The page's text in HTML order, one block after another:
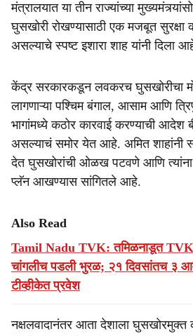
मंत्रालयात या तीन राज्यांच्या
घुसखोरी रोखण्यासाठी एक मजबूत
असल्याचे स्पष्ट इशारा शाह यांनी दिला
केंद्र सरकारकडून लवकरच घुसखोरीचा
लागणाऱ्या पश्चिम बंगाल, आसाम आणि
भागांमध्ये कठोर कारवाई करण्याची आदेश
असल्याचं समोर येत आहे. अमित शाहांनी
देत घुसखोरांची ओळख पटवणे आणि त्यांना
प्लॅन आखण्यास सांगितले आहे.
Also Read
Tamil Nadu TVK: तमिळनाडूत
चांगलीच पडली भुरळ; २१ दिवसांतच ३
टीव्हीकेत प्रवेश
नक्षलवादानंतर आता देशाला घुसखोरमुक्त